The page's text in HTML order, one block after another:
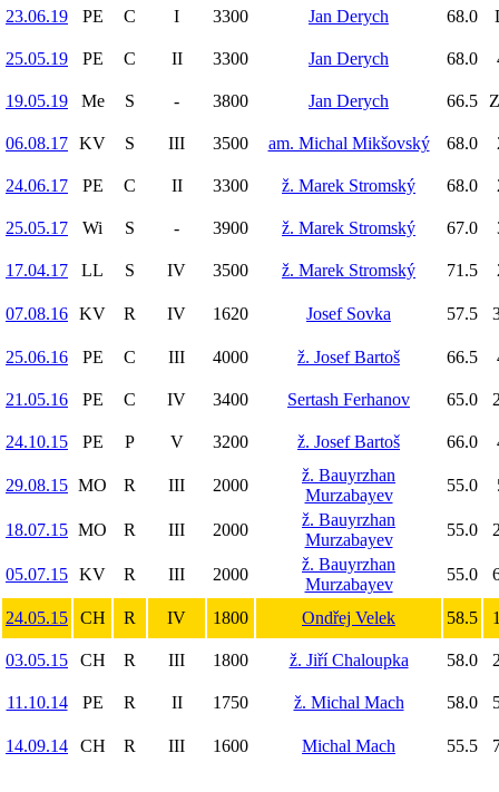
23.06.19 PE C I 3300 Jan Derych 68.0
25.05.19 PE C II 3300 Jan Derych 68.0
19.05.19 Me S - 3800 Jan Derych 66.5
06.08.17 KV S III 3500 am. Michal Mikšovský 68.0
24.06.17 PE C II 3300 ž. Marek Stromský 68.0
25.05.17 Wi S - 3900 ž. Marek Stromský 67.0
17.04.17 LL S IV 3500 ž. Marek Stromský 71.5
07.08.16 KV R IV 1620 Josef Sovka 57.5
25.06.16 PE C III 4000 ž. Josef Bartoš 66.5
21.05.16 PE C IV 3400 Sertash Ferhanov 65.0
24.10.15 PE P V 3200 ž. Josef Bartoš 66.0
29.08.15 MO R III 2000
ž. Bauyrzhan
Murzabayev
55.0
18.07.15 MO R III 2000
ž. Bauyrzhan
Murzabayev
55.0
05.07.15 KV R III 2000
ž. Bauyrzhan
Murzabayev
55.0
24.05.15 CH R IV 1800 Ondřej Velek 58.5
03.05.15 CH R III 1800 ž. Jiří Chaloupka 58.0
11.10.14 PE R II 1750 ž. Michal Mach 58.0
14.09.14 CH R III 1600 Michal Mach 55.5